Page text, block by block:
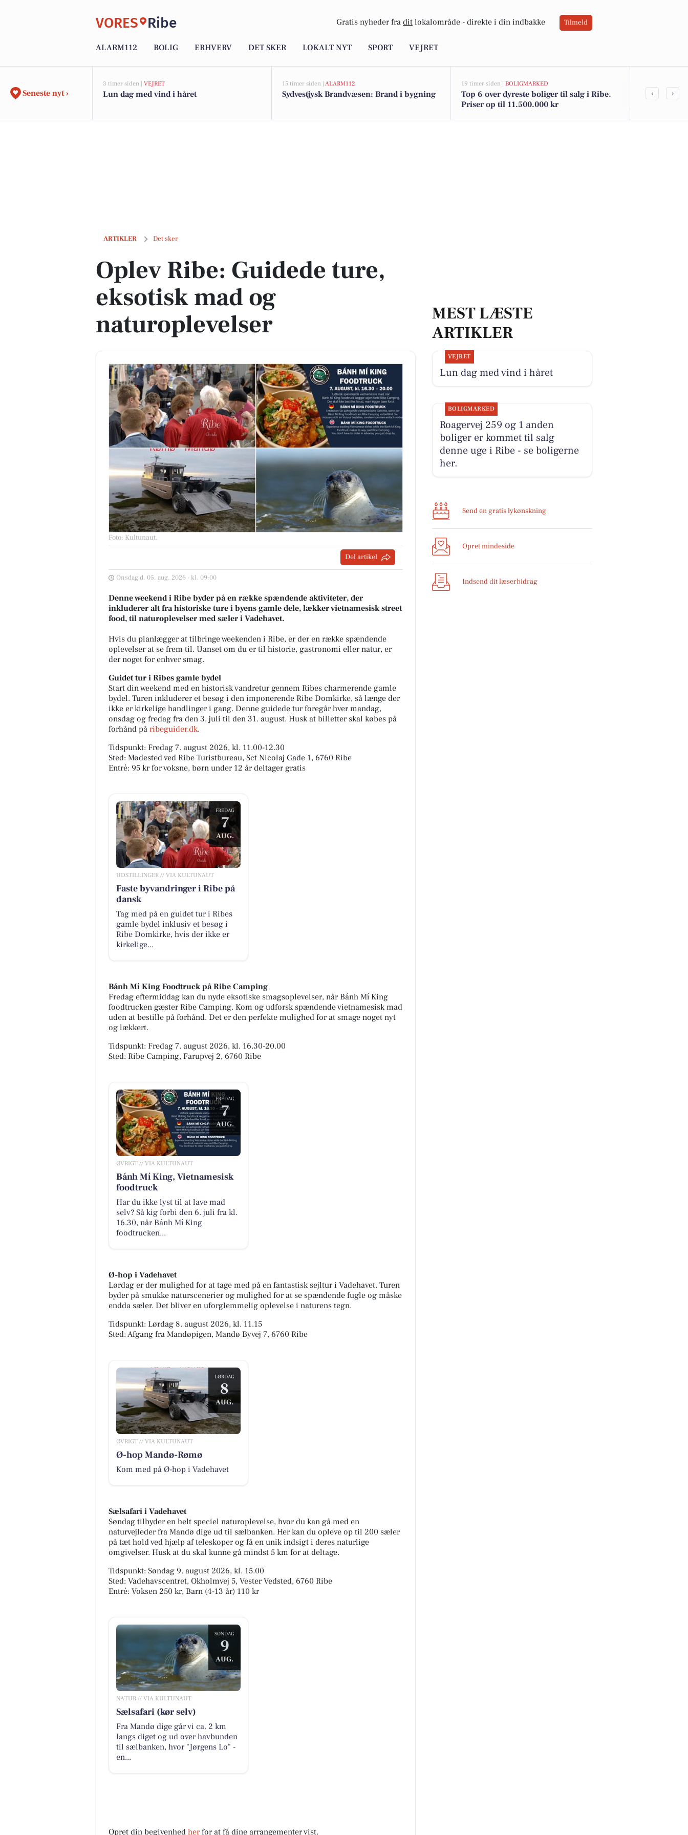
VORES Ribe Gratis nyheder fra dit lokalområde - direkte i din indbakke Tilmeld
ALARM112 BOLIG ERHVERV DET SKER LOKALT NYT SPORT VEJRET
Seneste nyt ›
3 timer siden | VEJRET
Lun dag med vind i håret
15 timer siden | ALARM112
Sydvestjysk Brandvæsen: Brand i bygning
19 timer siden | BOLIGMARKED
Top 6 over dyreste boliger til salg i Ribe.
Priser op til 11.500.000 kr
Oplev
‹ ›
ARTIKLER Det sker
Oplev Ribe: Guidede ture, eksotisk mad og naturoplevelser
Oplev Ribe: Guidede ture,
eksotisk mad og
naturoplevelser
Foto: Kultunaut.
Del artikel
Onsdag d. 05. aug. 2026 - kl. 09:00
Denne weekend i Ribe byder på en række spændende aktiviteter, der
inkluderer alt fra historiske ture i byens gamle dele, lækker vietnamesisk street
food, til naturoplevelser med sæler i Vadehavet.
Hvis du planlægger at tilbringe weekenden i Ribe, er der en række spændende
oplevelser at se frem til. Uanset om du er til historie, gastronomi eller natur, er
der noget for enhver smag.
Guidet tur i Ribes gamle bydel
Start din weekend med en historisk vandretur gennem Ribes charmerende gamle
bydel. Turen inkluderer et besøg i den imponerende Ribe Domkirke, så længe der
ikke er kirkelige handlinger i gang. Denne guidede tur foregår hver mandag,
onsdag og fredag fra den 3. juli til den 31. august. Husk at billetter skal købes på
forhånd på ribeguider.dk.
Tidspunkt: Fredag 7. august 2026, kl. 11.00-12.30
Sted: Mødested ved Ribe Turistbureau, Sct Nicolaj Gade 1, 6760 Ribe
Entré: 95 kr for voksne, børn under 12 år deltager gratis
FREDAG
7
AUG.
UDSTILLINGER // VIA KULTUNAUT
Faste byvandringer i Ribe på
dansk
Tag med på en guidet tur i Ribes
gamle bydel inklusiv et besøg i
Ribe Domkirke, hvis der ikke er
kirkelige...
Bánh Mí King Foodtruck på Ribe Camping
Fredag eftermiddag kan du nyde eksotiske smagsoplevelser, når Bánh Mí King
foodtrucken gæster Ribe Camping. Kom og udforsk spændende vietnamesisk mad
uden at bestille på forhånd. Det er den perfekte mulighed for at smage noget nyt
og lækkert.
Tidspunkt: Fredag 7. august 2026, kl. 16.30-20.00
Sted: Ribe Camping, Farupvej 2, 6760 Ribe
FREDAG
7
AUG.
ØVRIGT // VIA KULTUNAUT
Bánh Mí King, Vietnamesisk
foodtruck
Har du ikke lyst til at lave mad
selv? Så kig forbi den 6. juli fra kl.
16.30, når Bánh Mí King
foodtrucken...
Ø-hop i Vadehavet
Lørdag er der mulighed for at tage med på en fantastisk sejltur i Vadehavet. Turen
byder på smukke naturscenerier og mulighed for at se spændende fugle og måske
endda sæler. Det bliver en uforglemmelig oplevelse i naturens tegn.
Tidspunkt: Lørdag 8. august 2026, kl. 11.15
Sted: Afgang fra Mandøpigen, Mandø Byvej 7, 6760 Ribe
LØRDAG
8
AUG.
ØVRIGT // VIA KULTUNAUT
Ø-hop Mandø-Rømø
Kom med på Ø-hop i Vadehavet
Sælsafari i Vadehavet
Søndag tilbyder en helt speciel naturoplevelse, hvor du kan gå med en
naturvejleder fra Mandø dige ud til sælbanken. Her kan du opleve op til 200 sæler
på tæt hold ved hjælp af teleskoper og få en unik indsigt i deres naturlige
omgivelser. Husk at du skal kunne gå mindst 5 km for at deltage.
Tidspunkt: Søndag 9. august 2026, kl. 15.00
Sted: Vadehavscentret, Okholmvej 5, Vester Vedsted, 6760 Ribe
Entré: Voksen 250 kr, Barn (4-13 år) 110 kr
SØNDAG
9
AUG.
NATUR // VIA KULTUNAUT
Sælsafari (kør selv)
Fra Mandø dige går vi ca. 2 km
langs diget og ud over havbunden
til sælbanken, hvor "Jørgens Lo" -
en...
Opret din begivenhed herfor at få dine arrangementer vist.
MEST LÆSTE
ARTIKLER
VEJRET
Lun dag med vind i håret
BOLIGMARKED
Roagervej 259 og 1 anden
boliger er kommet til salg
denne uge i Ribe - se boligerne
her.
Send en gratis lykønskning
Opret mindeside
Indsend dit læserbidrag